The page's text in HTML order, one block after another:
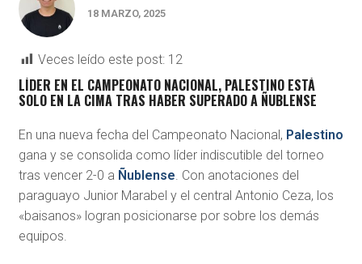
18 MARZO, 2025
Veces leído este post: 12
LÍDER EN EL CAMPEONATO NACIONAL, PALESTINO ESTÁ
SOLO EN LA CIMA TRAS HABER SUPERADO A ÑUBLENSE
En una nueva fecha del Campeonato Nacional, Palestino
gana y se consolida como líder indiscutible del torneo
tras vencer 2-0 a Ñublense. Con anotaciones del
paraguayo Junior Marabel y el central Antonio Ceza, los
«baisanos» logran posicionarse por sobre los demás
equipos.